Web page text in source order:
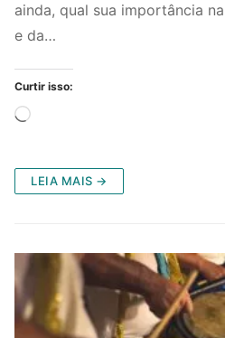
ainda, qual sua importância
e da…
Curtir isso:
Carregando...
LEIA MAIS →